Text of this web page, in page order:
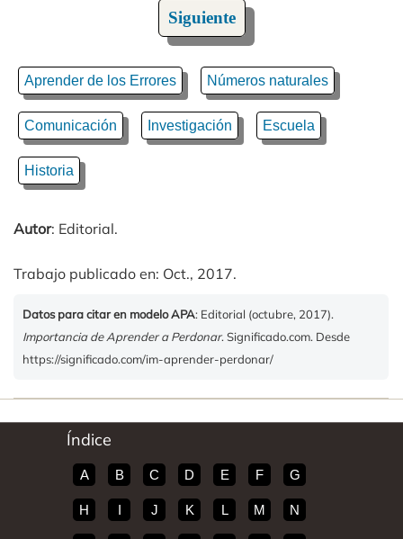
Siguiente
Aprender de los Errores Números naturales
Comunicación Investigación Escuela
Historia
Autor: Editorial.
Trabajo publicado en: Oct., 2017.
Datos para citar en modelo APA: Editorial (octubre, 2017).
Importancia de Aprender a Perdonar. Significado.com. Desde
https://significado.com/im-aprender-perdonar/
Índice
A B C D E F G
H I J K L M N